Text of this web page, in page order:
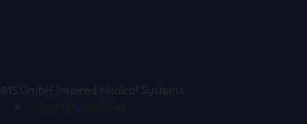
IMS GmbH Inspired Medical Systems